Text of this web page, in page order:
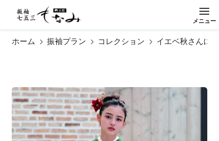
メニ ュ ー
ホーム 振袖プラン コレクション イエベ秋さんに